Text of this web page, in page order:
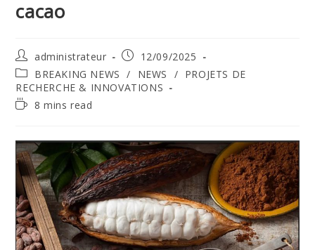
cacao
administrateur
12/09/2025
BREAKING NEWS
/ NEWS / PROJETS DE
RECHERCHE & INNOVATIONS
8 mins read